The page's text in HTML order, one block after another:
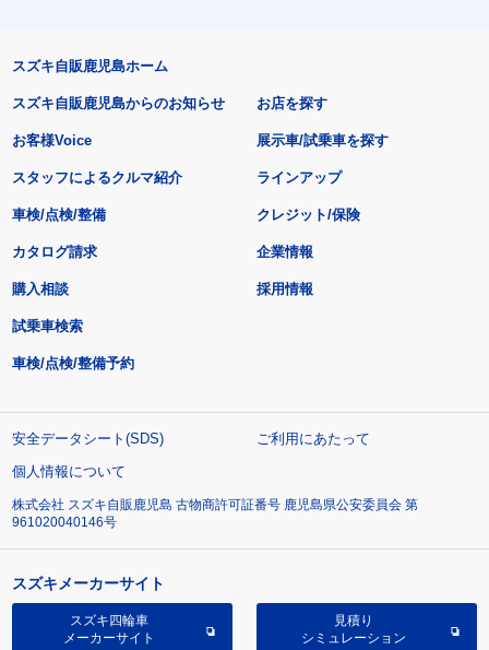
スズキ自販鹿児島ホーム
スズキ自販鹿児島からのお知らせ
お客様Voice
スタッフによるクルマ紹介
お店を探す
展示車/試乗車を探す
ラインアップ
車検/点検/整備 クレジット/保険
カタログ請求
購入相談
試乗車検索
車検/点検/整備予約
企業情報
採用情報
安全データシート(SDS)
ご利用にあたって
個人情報について
株式会社 スズキ自販鹿児島 古物商許可証番号 鹿児島県公安委員会 第
961020040146号
スズキメーカーサイト
スズキ四輪車
メーカーサイト
見積り
シミュレーション